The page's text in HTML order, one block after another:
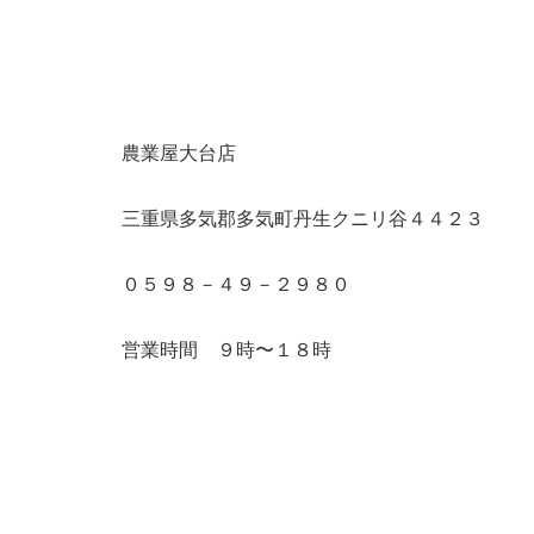
農業屋大台店
三重県多気郡多気町丹生クニリ谷４４２３
０５９８－４９－２９８０
営業時間 ９時〜１８時